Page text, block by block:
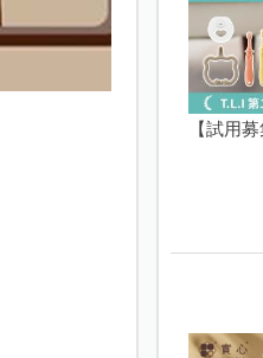
【試用